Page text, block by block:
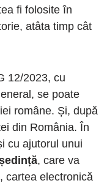
fi folosite în
atâta timp cât
12/2023, cu
se poate
române. Și, după
din România. În
cu ajutorul unui
, care va
cartea electronică